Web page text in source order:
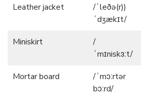
Leather jacket
/ˈleðə(r))
ˈdʒækɪt/
Miniskirt
/
ˈmɪniskɜːt/
Mortar board
/ˈmɔːrtər
bɔːrd/